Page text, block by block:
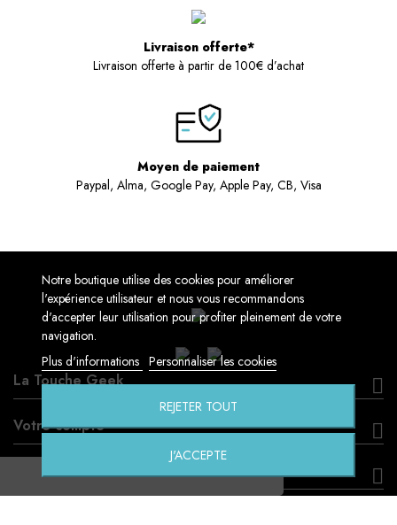
Livraison offerte*
Livraison offerte à partir de 100€ d’achat
Moyen de paiement
Paypal, Alma, Google Pay, Apple Pay, CB, Visa
La Touche Geek
Votre compte
Informations
Notre boutique utilise des cookies pour améliorer
l'expérience utilisateur et nous vous recommandons
d'accepter leur utilisation pour profiter pleinement de votre
navigation.
Plus d'informations Personnaliser les cookies
REJETER TOUT
J'ACCEPTE